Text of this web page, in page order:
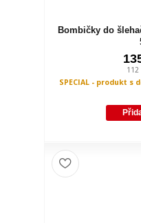
Bombičky do
112
SPECIAL - produkt s